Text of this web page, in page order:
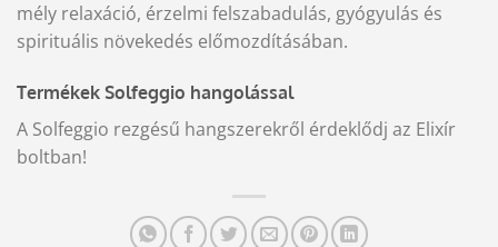
mély relaxáció, érzelmi felszabadulás, gyógyulás és
spirituális növekedés előmozdításában.
Termékek Solfeggio hangolással
A Solfeggio rezgésű hangszerekről érdeklődj az Elixír
boltban!